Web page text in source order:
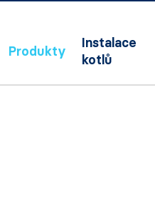
Produkty
Instalace
kotlů